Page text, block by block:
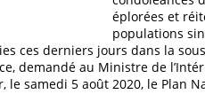
éplorées et
populations
ces derniers jours dans la
demandé au Ministre de
le samedi 5 août 2020, le Plan